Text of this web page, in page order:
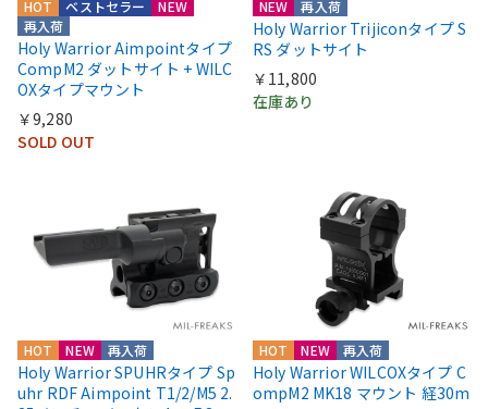
HOT
NEW
再入荷
ベストセラー
Holy Warrior Aimpointタイプ
CompM2 ダットサイト + WILC
OXタイプマウント
￥9,280
SOLD OUT
NEW 再入荷
Holy Warrior Trijiconタイプ S
RS ダットサイト
￥11,800
在庫あり
HOT NEW 再入荷
Holy Warrior SPUHRタイプ Sp
uhr RDF Aimpoint T1/2/M5 2.
HOT NEW 再入荷
Holy Warrior WILCOXタイプ C
ompM2 MK18 マウント 経30m